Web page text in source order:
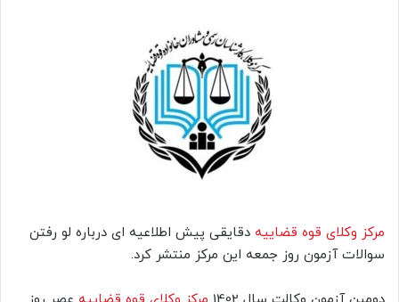
مرکز وکلای قوه قضاییه دقایقی پیش اطلاعیه ای درباره لو رفتن
سوالات آزمون روز جمعه این مرکز منتشر کرد.